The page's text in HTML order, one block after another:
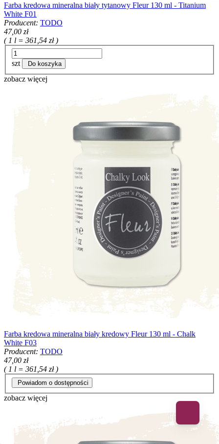
Farba kredowa mineralna biały tytanowy Fleur 130 ml - Titanium
White F01
Producent: TODO
47,00 zł
( 1 l = 361,54 zł )
szt Do koszyka
zobacz więcej
Farba kredowa mineralna biały kredowy Fleur 130 ml - Chalk
White F03
Producent: TODO
47,00 zł
( 1 l = 361,54 zł )
Powiadom o dostępności
zobacz więcej